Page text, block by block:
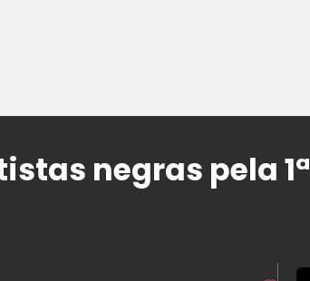
negras pela 1ª